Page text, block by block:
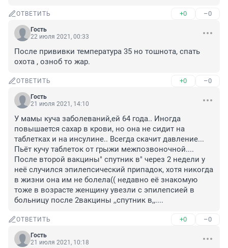
ОТВЕТИТЬ +0 –0
Гость
22 июля 2021, 00:33
После прививки температура 35 но тошнота, спать
охота , озноб то жар.
ОТВЕТИТЬ +0 –0
Гость
21 июля 2021, 14:10
У мамы куча заболеваний,ей 64 года.. Иногда
повышается сахар в крови, но она не сидит на
таблетках и на инсулине.. Всегда скачит давление...
Пьëт кучу таблеток от грыжи межпозвоночной....
После второй вакцины" спутник в" через 2 недели у
неё случился эпилепсический припадок, хотя никогда
в жизни она им не болела(( недавно еë знакомую
тоже в возрасте женщину увезли с эпилепсией в
больницу после 2вакцины ,,спутник в,,....
ОТВЕТИТЬ +0 –0
Гость
21 июля 2021, 10:18